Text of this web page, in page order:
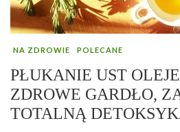
NA ZDROWIE POLECANE
PŁUKANIE UST
ZDROWE GARDŁO,
TOTALNĄ